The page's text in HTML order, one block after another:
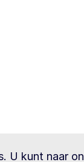
U kunt naar